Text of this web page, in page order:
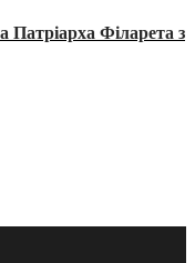
Патріарха Філарета з